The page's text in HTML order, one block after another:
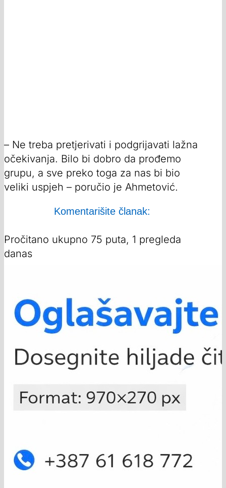
– Ne treba pretjerivati i podgrijavati lažna
očekivanja. Bilo bi dobro da prođemo
grupu, a sve preko toga za nas bi bio
veliki uspjeh – poručio je Ahmetović.
Komentarišite članak:
Pročitano ukupno 75 puta, 1 pregleda
danas